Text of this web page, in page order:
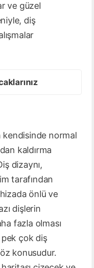
ve güzel
diş
normal
kaldırma
dizaynı,
tarafından
hizada önlü ve
dişlerin
fazla olması
pek çok diş
konusudur.